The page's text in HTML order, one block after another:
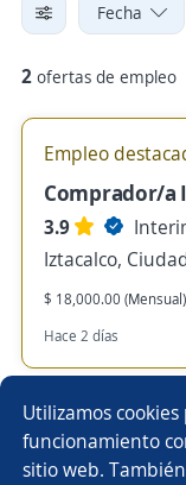
Utilizamos
funcionamiento
sitio web.
Fecha
2 ofertas de empleo
Empleo
Comprador/a
3.9
Iztacalco,
$ 18,000.00 (Mensual)
Hace 2 días
Se precisa
Becario